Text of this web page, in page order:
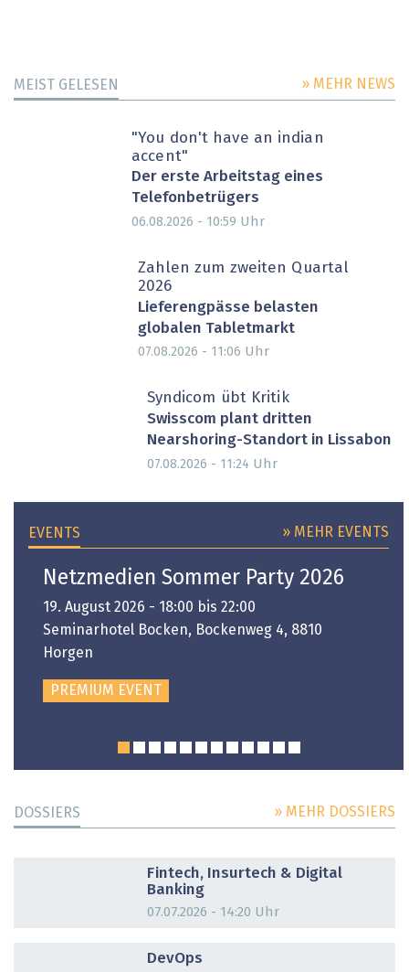
MEIST GELESEN » MEHR NEWS
"You don't have an indian
accent"
Der erste Arbeitstag eines
Telefonbetrügers
06.08.2026 - 10:59 Uhr
Zahlen zum zweiten Quartal
2026
Lieferengpässe belasten
globalen Tabletmarkt
07.08.2026 - 11:06 Uhr
Syndicom übt Kritik
Swisscom plant dritten
Nearshoring-Standort in Lissabon
07.08.2026 - 11:24 Uhr
EVENTS » MEHR EVENTS
Netzmedien Sommer Party 2026
19. August 2026 - 18:00 bis 22:00
Seminarhotel Bocken, Bockenweg 4, 8810
Horgen
PREMIUM EVENT
DOSSIERS » MEHR DOSSIERS
Fintech, Insurtech & Digital
Banking
07.07.2026 - 14:20 Uhr
DevOps